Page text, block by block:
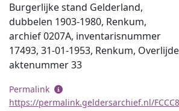
Burgerlijke stand Gelderland,
dubbelen 1903-1980, Renkum,
archief 0207A, inventaris­num­mer
17493, 31-01-1953, Renkum,
aktenummer 33
Permalink
https://permalink.geldersarchief.nl/